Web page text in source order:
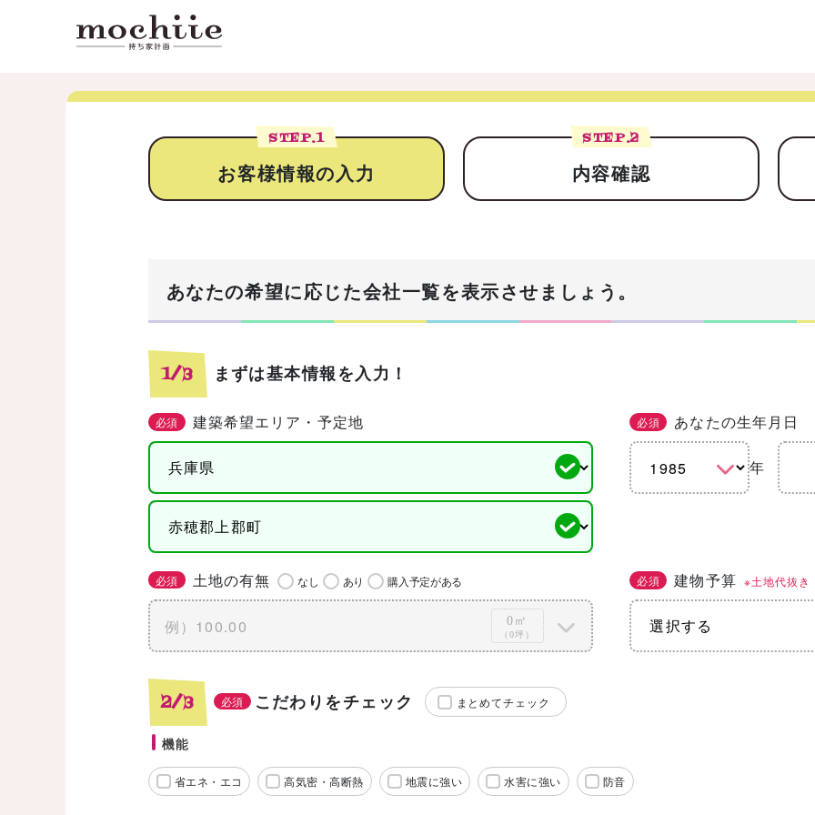
STEP.1
お客様情報の入力
STEP.2
内容確認
あなたの希望に応じた会社一覧を表示させましょう。
1/3 まずは基本情報を入力！
必須 建築希望エリア・予定地 必須 あなたの生年月日
年
必須 土地の有無 なし あり 購入予定がある
0㎡
（0坪）
必須 建物予算 ※土地代抜き
2/3 必須 こだわりをチェック まとめてチェック
機能
省エネ・エコ 高気密・高断熱 地震に強い 水害に強い 防音